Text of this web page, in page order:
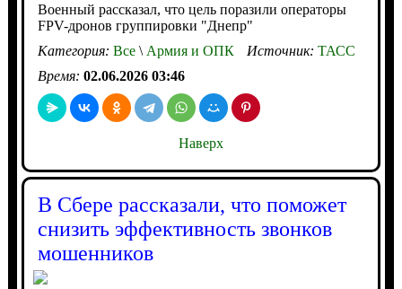
Военный рассказал, что цель поразили операторы
FPV-дронов группировки "Днепр"
Категория: Все\Армия и ОПК Источник: ТАСС
Время: 02.06.2026 03:46
Наверх
В Сбере рассказали, что поможет
снизить эффективность звонков
мошенников